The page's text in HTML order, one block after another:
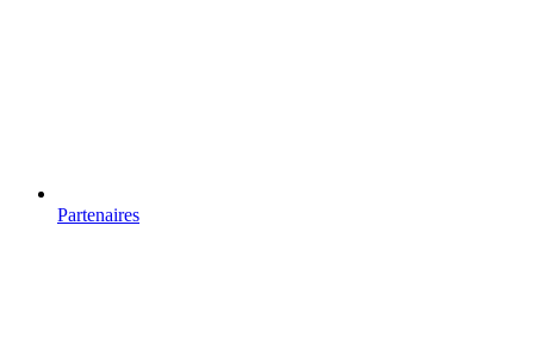
Partenaires